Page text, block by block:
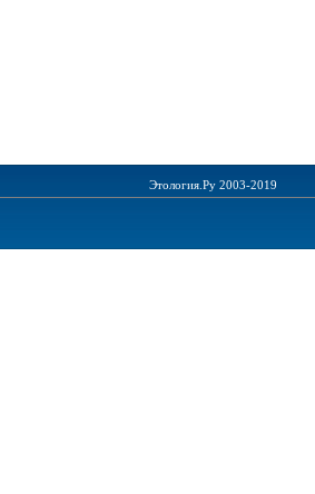
Этология.Ру 2003-2019